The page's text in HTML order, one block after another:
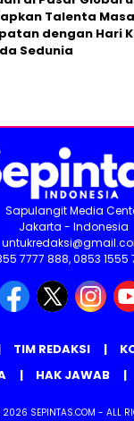
Talenta
dengan Hari
Sedunia
Sapulangit Media
Jakarta - Indonesia
7777 888, 0853 1555
TIM REDAKSI
HAK JAWAB
2026 SEPINTAS.COM - ALL